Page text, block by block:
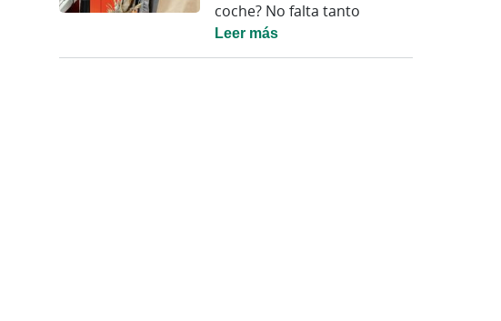
coche? No falta tanto
Leer más